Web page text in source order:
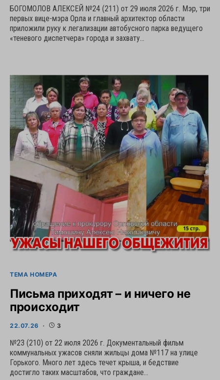
БОГОМОЛОВ АЛЕКСЕЙ №24 (211) от 29 июля 2026 г. Мэр, три
первых вице-мэра Орла и главный архитектор области
приложили руку к легализации автобусного парка ведущего
«теневого диспетчера» города и захвату…
ТЕМА НОМЕРА
Письма приходят – и ничего не
происходит
22.07.26 3
№23 (210) от 22 июля 2026 г. Документальный фильм
коммунальных ужасов сняли жильцы дома №117 на улице
Горького. Много лет здесь течет крыша, и бедствие
достигло таких масштабов, что граждане…